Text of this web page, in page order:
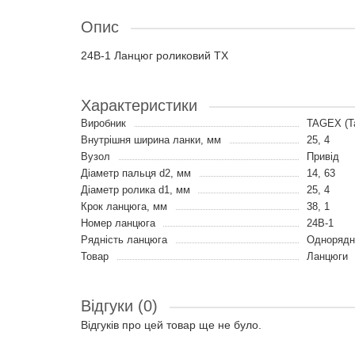
Опис
24B-1 Ланцюг роликовий TX
Характеристики
Виробник
TAGEX
Внутрішня ширина ланки, мм
25, 4
Вузол
Привід
Діаметр пальця d2, мм
14, 63
Діаметр ролика d1, мм
25, 4
Крок ланцюга, мм
38, 1
Номер ланцюга
24B-1
Рядність ланцюга
Товар
Ланцюги
Відгуки (0)
Відгуків про цей товар ще не було.